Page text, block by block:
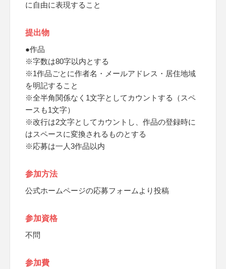
に自由に表現すること
提出物
●作品
※字数は80字以内とする
※1作品ごとに作者名・メールアドレス・居住地域
を明記すること
※全半角関係なく1文字としてカウントする（スペ
ースも1文字）
※改行は2文字としてカウントし、作品の登録時に
はスペースに変換されるものとする
※応募は一人3作品以内
参加方法
公式ホームページの応募フォームより投稿
参加資格
不問
参加費